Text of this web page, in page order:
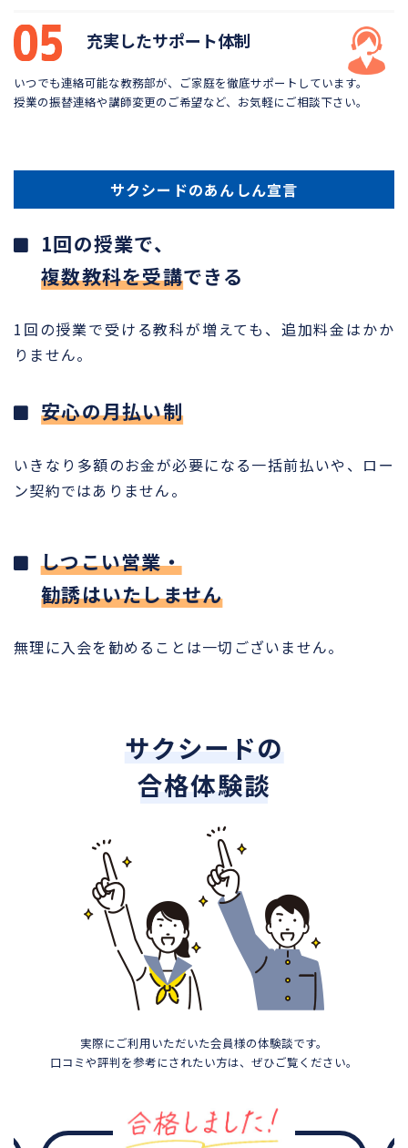
充実したサポート体制
いつでも連絡可能な教務部が、ご家庭を徹底サポートしています。
授業の振替連絡や講師変更のご希望など、お気軽にご相談下さい。
サクシードのあんしん宣言
1回の授業で、
複数教科を受講できる
1回の授業で受ける教科が増えても、追加料金はかか
りません。
安心の月払い制
いきなり多額のお金が必要になる一括前払いや、ロー
ン契約ではありません。
しつこい営業・
勧誘はいたしません
無理に入会を勧めることは一切ございません。
サクシードの
合格体験談
実際にご利用いただいた会員様の体験談です。
口コミや評判を参考にされたい方は、ぜひご覧ください。